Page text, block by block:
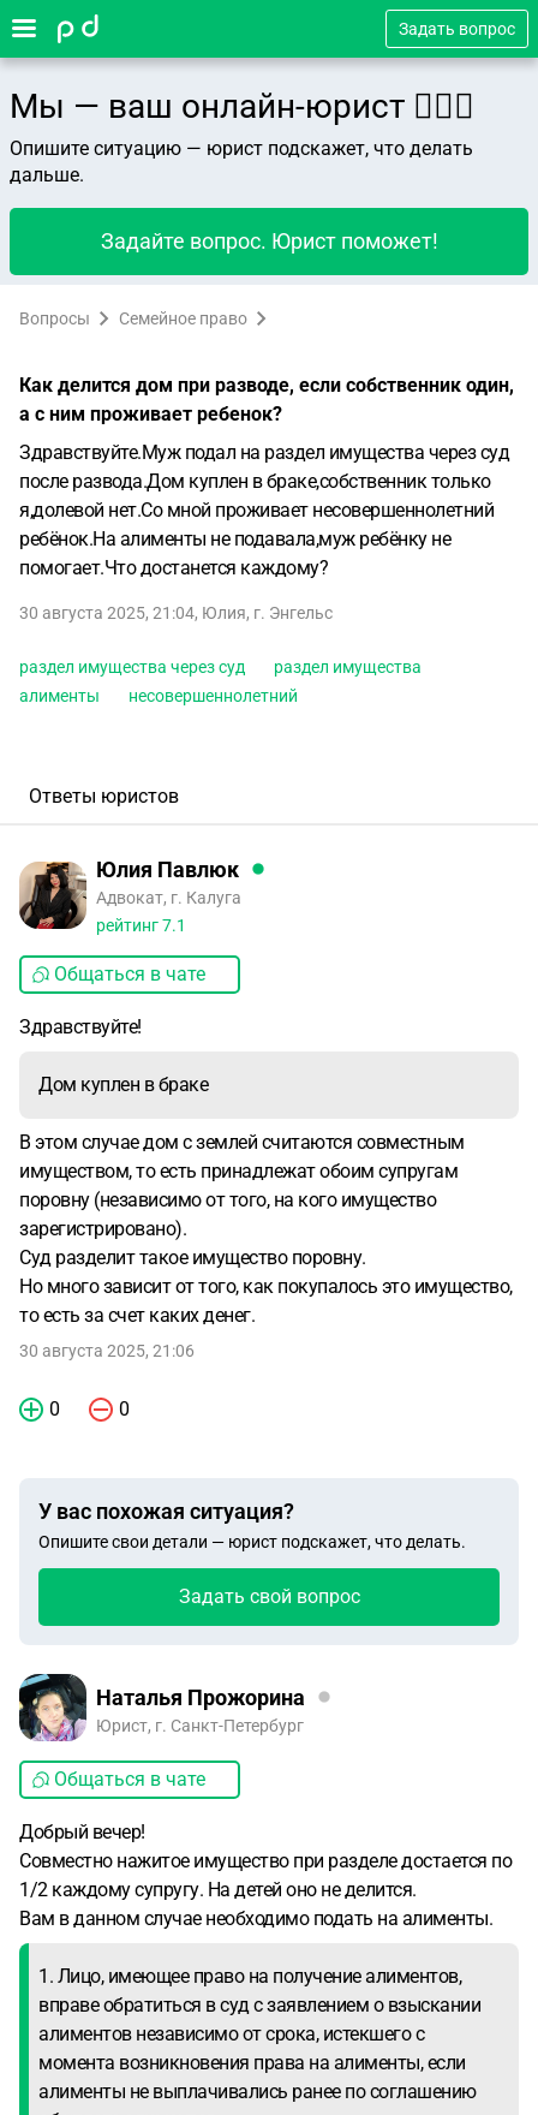
Задать вопрос
Мы — ваш онлайн-юрист 👨🏻‍⚖️
Опишите ситуацию — юрист подскажет, что делать
дальше.
Задайте вопрос. Юрист поможет!
Вопросы Семейное право
Как делится дом при разводе, если собственник один,
а с ним проживает ребенок?
Здравствуйте.Муж подал на раздел имущества через суд
после развода.Дом куплен в браке,собственник только
я,долевой нет.Со мной проживает несовершеннолетний
ребёнок.На алименты не подавала,муж ребёнку не
помогает.Что достанется каждому?
30 августа 2025, 21:04, Юлия, г. Энгельс
раздел имущества через суд
раздел имущества
алименты
несовершеннолетний
Ответы юристов
Юлия Павлюк
Адвокат, г. Калуга
рейтинг7.1
Общаться в чате
Здравствуйте!
Дом куплен в браке
В этом случае дом с землей считаются совместным
имуществом, то есть принадлежат обоим супругам
поровну (независимо от того, на кого имущество
зарегистрировано).
Суд разделит такое имущество поровну.
Но много зависит от того, как покупалось это имущество,
то есть за счет каких денег.
30 августа 2025, 21:06
0 0
У вас похожая ситуация?
Опишите свои детали — юрист подскажет, что делать.
Задать свой вопрос
Наталья Прожорина
Юрист, г. Санкт-Петербург
Общаться в чате
Добрый вечер!
Совместно нажитое имущество при разделе достается по
1/2 каждому супругу. На детей оно не делится.
Вам в данном случае необходимо подать на алименты.
1. Лицо, имеющее право на получение алиментов,
вправе обратиться в суд с заявлением о взыскании
алиментов независимо от срока, истекшего с
момента возникновения права на алименты, если
алименты не выплачивались ранее по соглашению